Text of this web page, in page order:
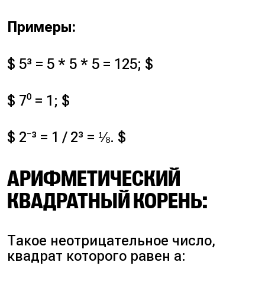
Примеры:
$ 5³ = 5 * 5 * 5 = 125; $
$ 7⁰ = 1; $
$ 2⁻³ = 1 / 2³ = ⅛. $
АРИФМЕТИЧЕСКИЙ
КВАДРАТНЫЙ КОРЕНЬ:
Такое неотрицательное число,
квадрат которого равен a: